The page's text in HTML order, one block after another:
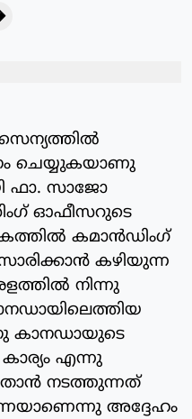
ചെയ്യുകയാണു
ഫാ. സാജോ
ഓഫീസറുടെ
കമാന്‍ഡിംഗ്
കഴിയുന്ന
നിന്നു
കാനഡായുടെ
എന്നു
താന്‍ നടത്തുന്നത്
അദ്ദേഹം